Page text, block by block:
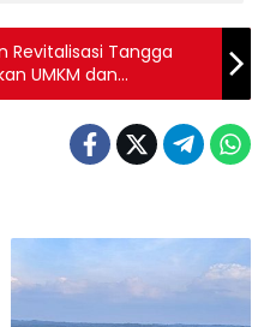
Revitalisasi Tangga
UMKM dan